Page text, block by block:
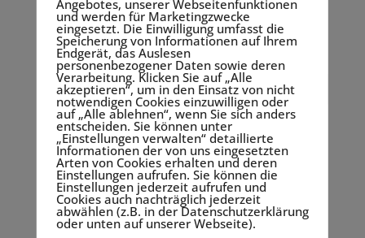
Neueste Beiträge
Hoffnung – Die Stärke, die dich voranbringt
Zeichnen für die Seele – was neurographisch
Zeichnen für mich so wertvoll macht.
Positive Vibes First
Angebotes, unserer Webseitenfunktionen
und werden für Marketingzwecke
eingesetzt. Die Einwilligung umfasst die
Speicherung von Informationen auf Ihrem
Endgerät, das Auslesen
personenbezogener Daten sowie deren
Verarbeitung. Klicken Sie auf „Alle
akzeptieren“, um in den Einsatz von nicht
notwendigen Cookies einzuwilligen oder
auf „Alle ablehnen“, wenn Sie sich anders
entscheiden. Sie können unter
„Einstellungen verwalten“ detaillierte
Informationen der von uns eingesetzten
Arten von Cookies erhalten und deren
Einstellungen aufrufen. Sie können die
Einstellungen jederzeit aufrufen und
Cookies auch nachträglich jederzeit
abwählen (z.B. in der Datenschutzerklärung
oder unten auf unserer Webseite).